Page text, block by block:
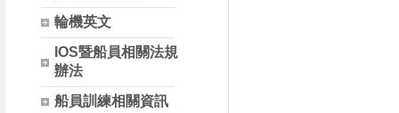
輪機英文
IOS暨船員相關法規
辦法
船員訓練相關資訊